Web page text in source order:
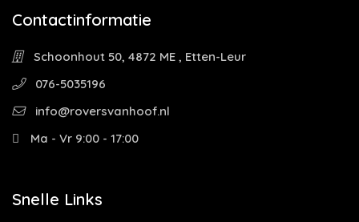
Contactinformatie
Schoonhout 50, 4872 ME , Etten-Leur
076-5035196
info@roversvanhoof.nl
Ma - Vr 9:00 - 17:00
Snelle Links